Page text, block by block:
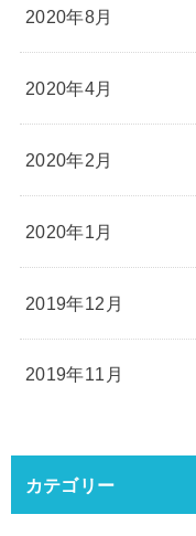
2020年8月
2020年4月
2020年2月
2020年1月
2019年12月
2019年11月
カテゴリー